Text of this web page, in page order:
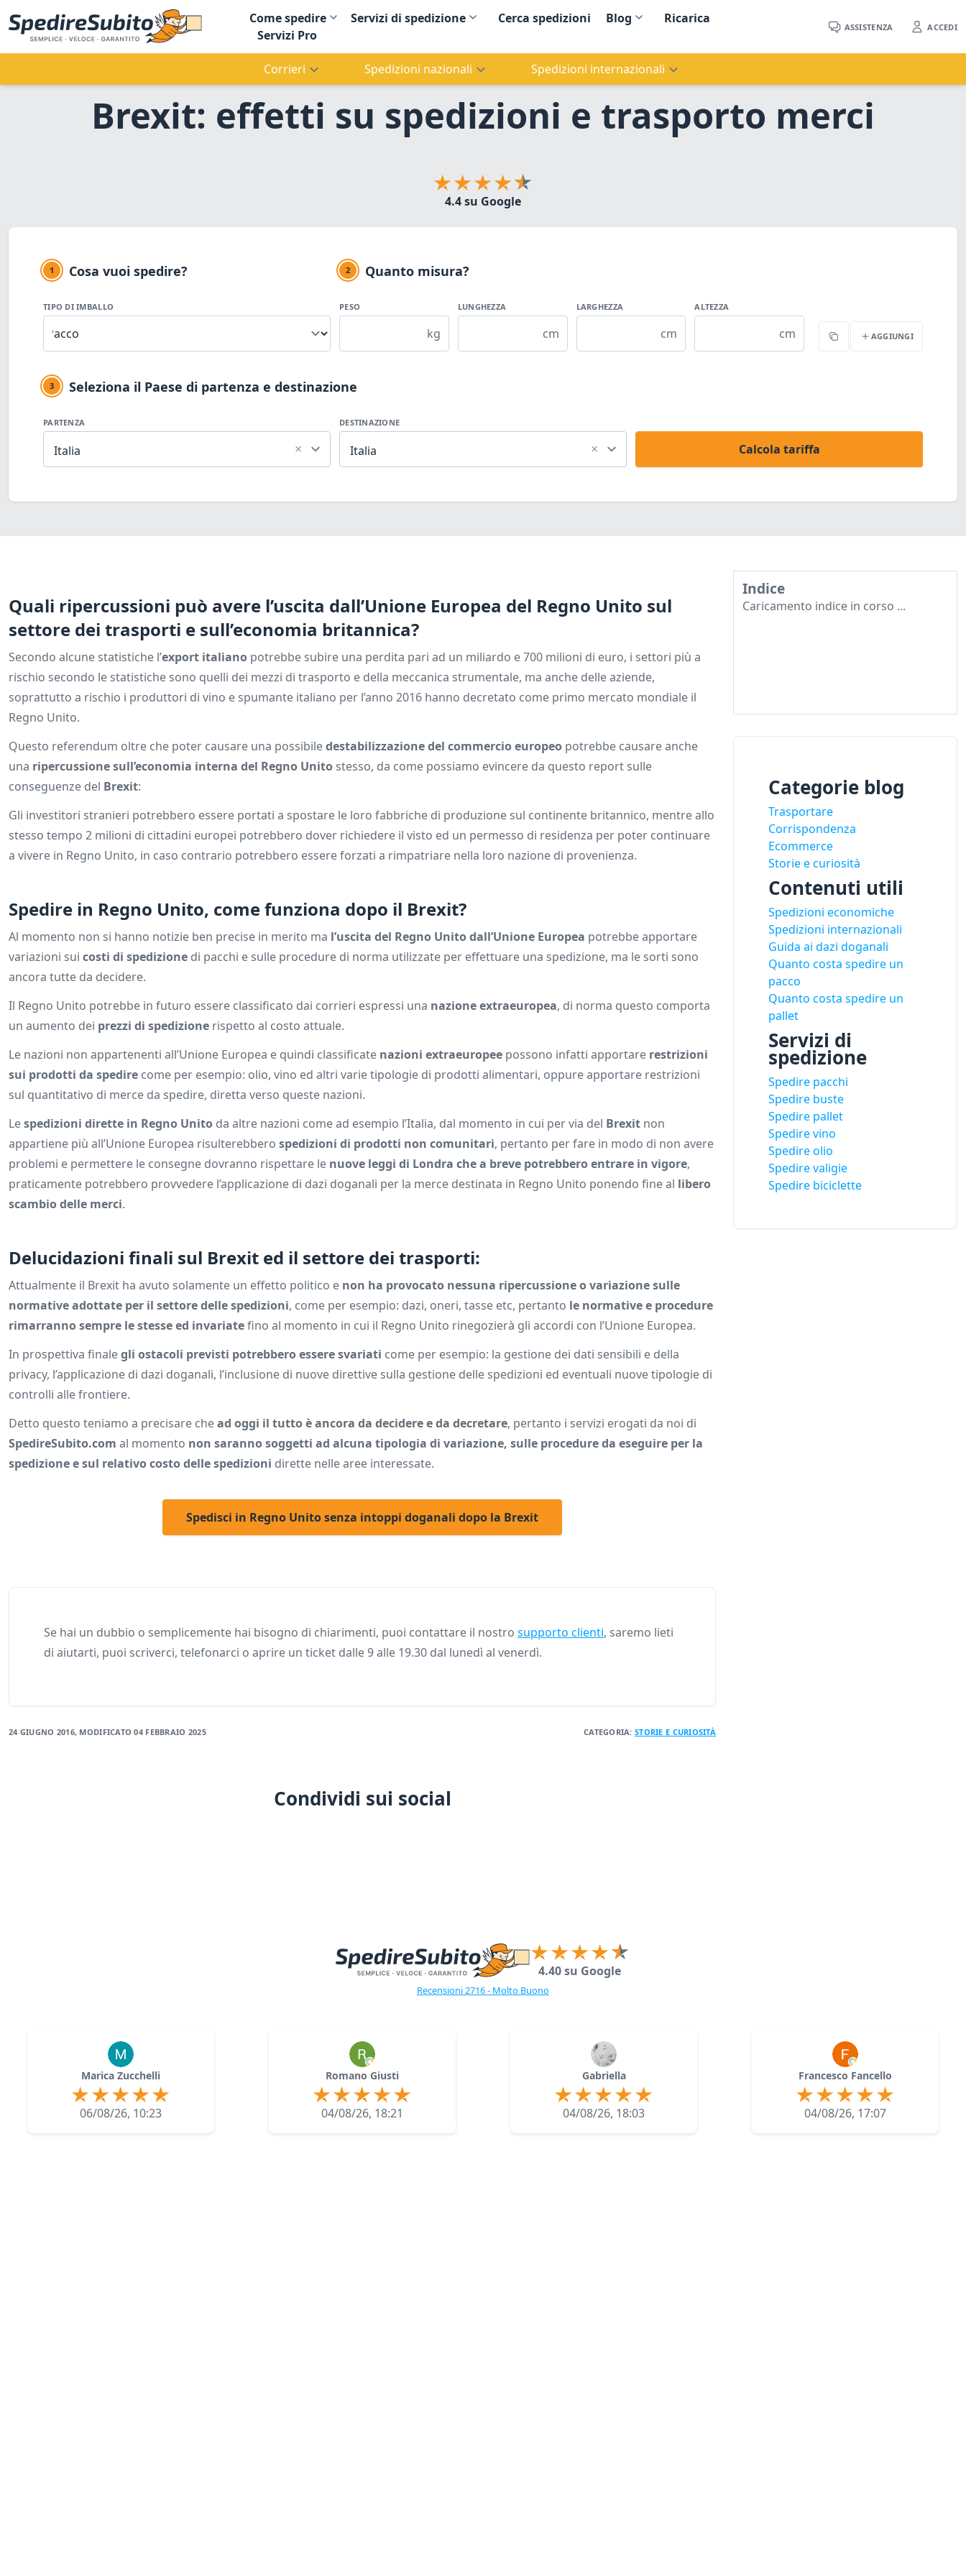
Come spedire Servizi di spedizione Cerca spedizioni Blog
Ricarica
Servizi Pro
ASSISTENZA ACCEDI
Corrieri Spedizioni nazionali Spedizioni internazionali
Brexit: effetti su spedizioni e trasporto merci
4.4 su Google
1 Cosa vuoi spedire?
TIPO DI IMBALLO
2 Quanto misura?
PESO
kg
LUNGHEZZA
cm
LARGHEZZA
cm
ALTEZZA
cm
Copia AGGIUNGI
3 Seleziona il Paese di partenza e destinazione
PARTENZA
Italia ×
DESTINAZIONE
Italia × Calcola tariffa
Quali ripercussioni può avere l’uscita dall’Unione Europea del Regno Unito sul
settore dei trasporti e sull’economia britannica?
Secondo alcune statistiche l’export italiano potrebbe subire una perdita pari ad un miliardo e 700 milioni di euro, i settori più a
rischio secondo le statistiche sono quelli dei mezzi di trasporto e della meccanica strumentale, ma anche delle aziende,
soprattutto a rischio i produttori di vino e spumante italiano per l’anno 2016 hanno decretato come primo mercato mondiale il
Regno Unito.
Questo referendum oltre che poter causare una possibiledestabilizzazione del commercio europeo potrebbe causare anche
una ripercussione sull’economia interna del Regno Unito stesso, da come possiamo evincere da questo report sulle
conseguenze del Brexit:
Gli investitori stranieri potrebbero essere portati a spostare le loro fabbriche di produzione sul continente britannico, mentre allo
stesso tempo 2 milioni di cittadini europei potrebbero dover richiedere il visto ed un permesso di residenza per poter continuare
a vivere in Regno Unito, in caso contrario potrebbero essere forzati a rimpatriare nella loro nazione di provenienza.
Spedire in Regno Unito, come funziona dopo il Brexit?
Al momento non si hanno notizie ben precise in merito ma l’uscita del Regno Unito dall’Unione Europea potrebbe apportare
variazioni sui costi di spedizione di pacchi e sulle procedure di norma utilizzate per effettuare una spedizione, ma le sorti sono
ancora tutte da decidere.
Il Regno Unito potrebbe in futuro essere classificato dai corrieri espressi una nazione extraeuropea, di norma questo comporta
un aumento dei prezzi di spedizione rispetto al costo attuale.
Le nazioni non appartenenti all’Unione Europea e quindi classificate nazioni extraeuropee possono infatti apportare restrizioni
sui prodotti da spedire come per esempio: olio, vino ed altri varie tipologie di prodotti alimentari, oppure apportare restrizioni
sul quantitativo di merce da spedire, diretta verso queste nazioni.
Lespedizioni dirette in Regno Unito da altre nazioni come ad esempio l’Italia, dal momento in cui per via del Brexit non
appartiene più all’Unione Europea risulterebbero spedizioni di prodotti non comunitari, pertanto per fare in modo di non avere
problemi e permettere le consegne dovranno rispettare le nuove leggi di Londra che a breve potrebbero entrare in vigore,
praticamente potrebbero provvedere l’applicazione di dazi doganali per la merce destinata in Regno Unito ponendo fine al libero
scambio delle merci.
Delucidazioni finali sul Brexit ed il settore dei trasporti:
Attualmente il Brexit ha avuto solamente un effetto politico e non ha provocato nessuna ripercussione o variazione sulle
normative adottate per il settore delle spedizioni, come per esempio: dazi, oneri, tasse etc, pertanto le normative e procedure
rimarranno sempre le stesse ed invariatefino al momento in cui il Regno Unito rinegozierà gli accordi con l’Unione Europea.
In prospettiva finalegli ostacoli previsti potrebbero essere svariati come per esempio: la gestione dei dati sensibili e della
privacy, l’applicazione di dazi doganali, l’inclusione di nuove direttive sulla gestione delle spedizioni ed eventuali nuove tipologie di
controlli alle frontiere.
Detto questo teniamo a precisare chead oggi il tutto è ancora da decidere e da decretare, pertanto i servizi erogati da noi di
SpedireSubito.com al momento non saranno soggetti ad alcuna tipologia di variazione, sulle procedure da eseguire per la
spedizione e sul relativo costo delle spedizioni dirette nelle aree interessate.
Spedisci in Regno Unito senza intoppi doganali dopo la Brexit
Se hai un dubbio o semplicemente hai bisogno di chiarimenti, puoi contattare il nostro supporto clienti, saremo lieti
di aiutarti, puoi scriverci, telefonarci o aprire un ticket dalle 9 alle 19.30 dal lunedì al venerdì.
24 GIUGNO 2016, MODIFICATO04 FEBBRAIO 2025 CATEGORIA:STORIE E CURIOSITÀ
Condividi sui social
Indice
Caricamento indice in corso ...
Categorie blog
Trasportare
Corrispondenza
Ecommerce
Storie e curiosità
Contenuti utili
Spedizioni economiche
Spedizioni internazionali
Guida ai dazi doganali
Quanto costa spedire un
pacco
Quanto costa spedire un
pallet
Servizi di
spedizione
Spedire pacchi
Spedire buste
Spedire pallet
Spedire vino
Spedire olio
Spedire valigie
Spedire biciclette
4.40 su Google
Recensioni 2716 - Molto Buono
Marica Zucchelli
06/08/26, 10:23
Romano Giusti
04/08/26, 18:21
Gabriella
04/08/26, 18:03
Francesco Fancello
04/08/26, 17:07